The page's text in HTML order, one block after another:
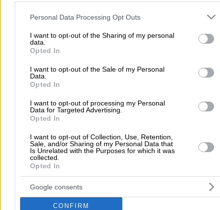
Please note that this website/app uses one or more Google
and may gather and store information including but not limited to
to Google and its third-party tags to use your data for below
purposes in below Google consent section.
Personal Data Processing Opt Outs
I want to opt-out of the Sharing of my personal
data.
Opted In
I want to opt-out of the Sale of my Personal
Data.
Opted In
I want to opt-out of processing my Personal
Data for Targeted Advertising.
Opted In
I want to opt-out of Collection, Use, Retention,
Sale, and/or Sharing of my Personal Data that
Is Unrelated with the Purposes for which it was
collected.
Opted In
Google consents
CONFIRM
Αρχική > Νομός ΞΑΝΘΗΣ > Ξάνθη > Φαγητό > Ταβέρνες > ΚΤΗΜΑ
(Κουμουλίδης Αναστάσιος Π.)
Δημοφιλείς Αναζητήσεις
Ψυχολόγοι Παιδικοί Σταθμοί Οδοντίατροι
Συνεργεία Αυτοκινήτων
Υδραυλικοί - Υδραυλικές Εγκαταστάσεις
περισσότερα >>
Τοπική Αναζήτηση
Θεσσαλονίκη Πάτρα Λάρισα Ηράκλειο
Περιστέρι Καβάλα
Πειραιάς Κέρκυρα Χανιά
περισσότερα >>